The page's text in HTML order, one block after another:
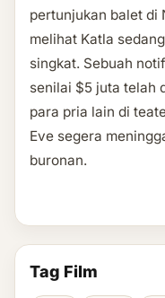
pertunjukan balet di
melihat Katla
singkat. Sebuah
senilai $5 juta telah
para pria lain di
Eve segera
buronan.
Tag Film